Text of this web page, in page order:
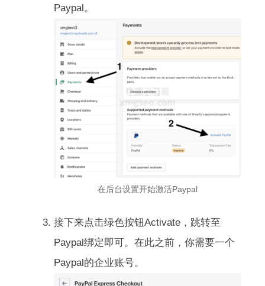
Paypal。
在后台设置开始激活Paypal
接下来点击绿色按钮Activate，跳转至
Paypal绑定即可。在此之前，你需要一个
Paypal的企业账号。